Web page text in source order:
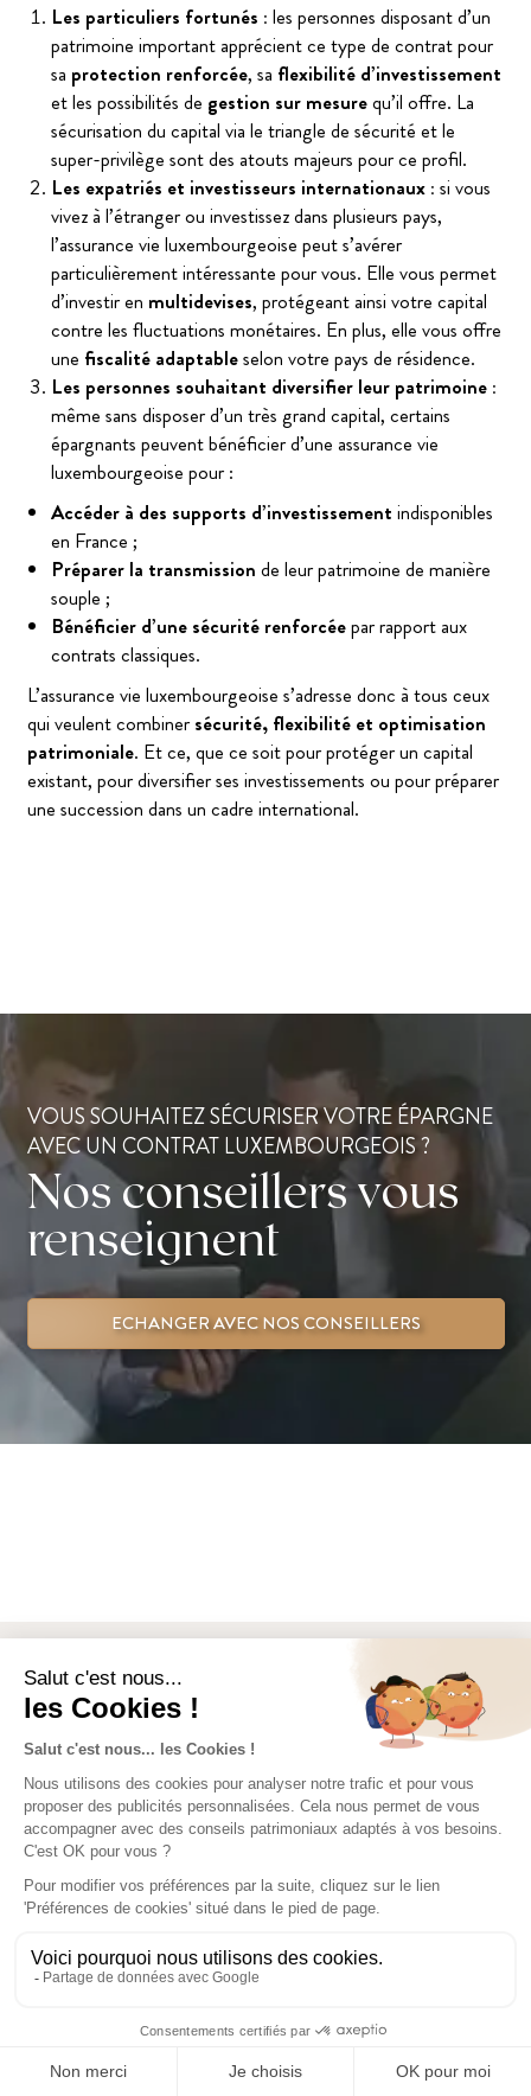
Les particuliers fortunés : les personnes disposant d’un
patrimoine important apprécient ce type de contrat pour
sa protection renforcée, sa flexibilité d’investissement
et les possibilités de gestion sur mesurequ’il offre. La
sécurisation du capital via le triangle de sécurité et le
super-privilège sont des atouts majeurs pour ce profil.
Les expatriés et investisseurs internationaux : si vous
vivez à l’étranger ou investissez dans plusieurs pays,
l’assurance vie luxembourgeoise peut s’avérer
particulièrement intéressante pour vous. Elle vous permet
d’investir en multidevises, protégeant ainsi votre capital
contre les fluctuations monétaires. En plus, elle vous offre
une fiscalité adaptableselon votre pays de résidence.
Les personnes souhaitant diversifier leur patrimoine :
même sans disposer d’un très grand capital, certains
épargnants peuvent bénéficier d’une assurance vie
luxembourgeoise pour :
Accéder à des supports d’investissement indisponibles
en France ;
Préparer la transmission de leur patrimoine de manière
souple ;
Bénéficier d’une sécurité renforcéepar rapport aux
contrats classiques.
L’assurance vie luxembourgeoise s’adresse donc à tous ceux
qui veulent combiner sécurité, flexibilité et optimisation
patrimoniale. Et ce, que ce soit pour protéger un capital
existant, pour diversifier ses investissements ou pour préparer
une succession dans un cadre international.
VOUS SOUHAITEZ SÉCURISER VOTRE ÉPARGNE
AVEC UN CONTRAT LUXEMBOURGEOIS ?
Nos conseillers vous
renseignent
ECHANGER AVEC NOS CONSEILLERS
Le conseil de l'expert
CONTACTEZ-NOUS